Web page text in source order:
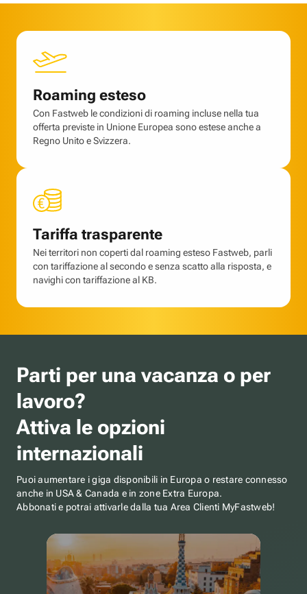
Roaming esteso
Con Fastweb le condizioni di roaming incluse nella tua
offerta previste in Unione Europea sono estese anche a
Regno Unito e Svizzera.
Tariffa trasparente
Nei territori non coperti dal roaming esteso Fastweb, parli
con tariffazione al secondo e senza scatto alla risposta, e
navighi con tariffazione al KB.
Parti per una vacanza o per
lavoro?
Attiva le opzioni
internazionali
Puoi aumentare i giga disponibili in Europa o restare connesso
anche in USA & Canada e in zone Extra Europa.
Abbonati e potrai attivarle dalla tua Area Clienti MyFastweb!